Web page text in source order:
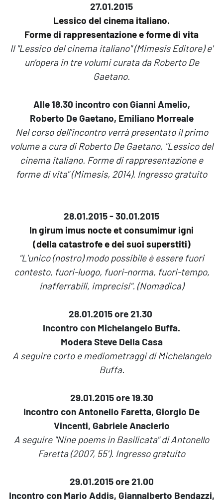
27.01.2015
Lessico del cinema italiano.
Forme di rappresentazione e forme di vita
Il "Lessico del cinema italiano" (Mimesis Editore) e'
un'opera in tre volumi curata da Roberto De
Gaetano.
Alle 18.30 incontro con Gianni Amelio,
Roberto De Gaetano, Emiliano Morreale
Nel corso dell'incontro verrà presentato il primo
volume a cura di Roberto De Gaetano, "Lessico del
cinema italiano. Forme di rappresentazione e
forme di vita" (Mimesis, 2014). Ingresso gratuito
28.01.2015 - 30.01.2015
In girum imus nocte et consumimur igni
(della catastrofe e dei suoi superstiti)
"L'unico (nostro) modo possibile è essere fuori
contesto, fuori-luogo, fuori-norma, fuori-tempo,
inafferrabili, imprecisi". (Nomadica)
28.01.2015ore 21.30
Incontro con Michelangelo Buffa.
Modera Steve Della Casa
A seguire corto e mediometraggi di Michelangelo
Buffa.
29.01.2015ore 19.30
Incontro con Antonello Faretta, Giorgio De
Vincenti, Gabriele Anaclerio
A seguire "Nine poems in Basilicata" di Antonello
Faretta (2007, 55'). Ingresso gratuito
29.01.2015ore 21.00
Incontro con Mario Addis, Giannalberto Bendazzi,